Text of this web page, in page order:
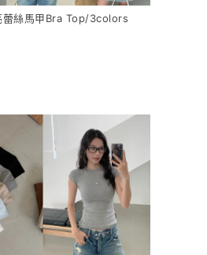
蕾絲馬甲Bra Top/3colors